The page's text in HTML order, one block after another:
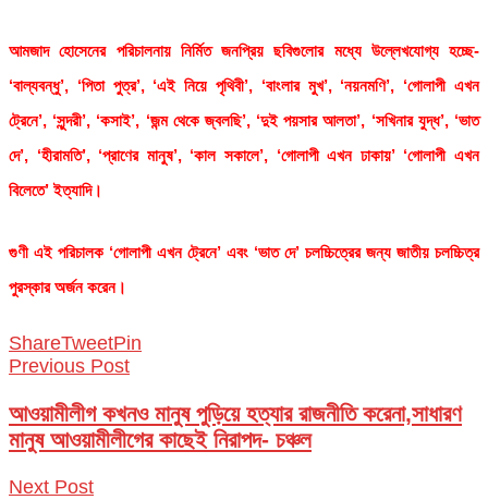
আমজাদ হোসেনের পরিচালনায় নির্মিত জনপ্রিয় ছবিগুলোর মধ্যে উল্লেখযোগ্য হচ্ছে-
‘বাল্যবন্ধু’, ‘পিতা পুত্র’, ‘এই নিয়ে পৃথিবী’, ‘বাংলার মুখ’, ‘নয়নমণি’, ‘গোলাপী এখন
ট্রেনে’, ‘সুন্দরী’, ‘কসাই’, ‘জন্ম থেকে জ্বলছি’, ‘দুই পয়সার আলতা’, ‘সখিনার যুদ্ধ’, ‘ভাত
দে’, ‘হীরামতি’, ‘প্রাণের মানুষ’, ‘কাল সকালে’, ‘গোলাপী এখন ঢাকায়’ ‘গোলাপী এখন
বিলেতে’ ইত্যাদি।
গুণী এই পরিচালক ‘গোলাপী এখন ট্রেনে’ এবং ‘ভাত দে’ চলচ্চিত্রের জন্য জাতীয় চলচ্চিত্র
পুরস্কার অর্জন করেন।
ShareTweetPin
Previous Post
আওয়ামীলীগ কখনও মানুষ পুড়িয়ে হত্যার রাজনীতি করেনা,সাধারণ
মানুষ আওয়ামীলীগের কাছেই নিরাপদ- চঞ্চল
Next Post